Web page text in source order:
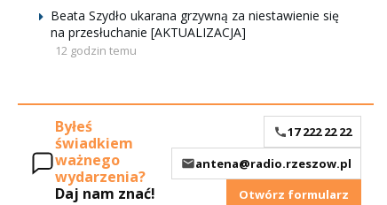
Beata Szydło ukarana grzywną za niestawienie się
na przesłuchanie [AKTUALIZACJA]
12 godzin temu
Byłeś
świadkiem
ważnego
wydarzenia?
Daj nam znać!
17 222 22 22
antena@radio.rzeszow.pl
Otwórz formularz